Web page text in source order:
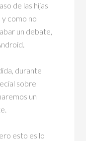
de las hijas
como no
un debate,
durante
sobre
un
esto es lo